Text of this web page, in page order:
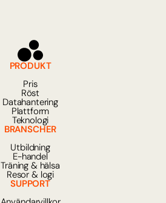
PRODUKT
Pris
Röst
Datahantering
Plattform
Teknologi
BRANSCHER
Utbildning
E-handel
Träning & hälsa
Resor & logi
SUPPORT